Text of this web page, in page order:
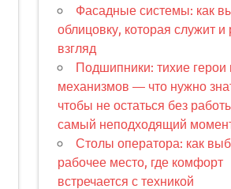
Фасадные системы: как
облицовку, которая служит и
взгляд
Подшипники: тихие
механизмов — что нужно
чтобы не остаться без
самый неподходящий
Столы оператора: как
рабочее место, где комфорт
встречается с техникой